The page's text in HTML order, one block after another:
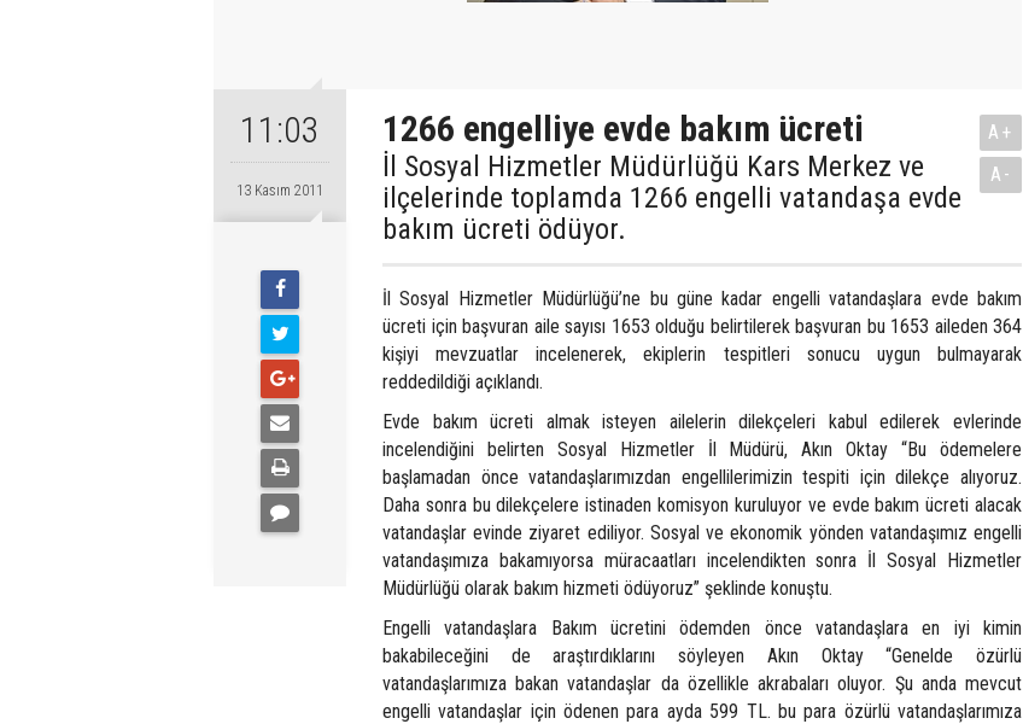
11:03
13 Kasım 2011
1266 engelliye evde bakım ücreti
İl Sosyal Hizmetler Müdürlüğü Kars Merkez ve
ilçelerinde toplamda 1266 engelli vatandaşa evde
bakım ücreti ödüyor.
A+
A-
İl Sosyal Hizmetler Müdürlüğü’ne bu güne kadar engelli vatandaşlara evde bakım
ücreti için başvuran aile sayısı 1653 olduğu belirtilerek başvuran bu 1653 aileden 364
kişiyi mevzuatlar incelenerek, ekiplerin tespitleri sonucu uygun bulmayarak
reddedildiği açıklandı.
Evde bakım ücreti almak isteyen ailelerin dilekçeleri kabul edilerek evlerinde
incelendiğini belirten Sosyal Hizmetler İl Müdürü, Akın Oktay “Bu ödemelere
başlamadan önce vatandaşlarımızdan engellilerimizin tespiti için dilekçe alıyoruz.
Daha sonra bu dilekçelere istinaden komisyon kuruluyor ve evde bakım ücreti alacak
vatandaşlar evinde ziyaret ediliyor. Sosyal ve ekonomik yönden vatandaşımız engelli
vatandaşımıza bakamıyorsa müracaatları incelendikten sonra İl Sosyal Hizmetler
Müdürlüğü olarak bakım hizmeti ödüyoruz” şeklinde konuştu.
Engelli vatandaşlara Bakım ücretini ödemden önce vatandaşlara en iyi kimin
bakabileceğini de araştırdıklarını söyleyen Akın Oktay “Genelde özürlü
vatandaşlarımıza bakan vatandaşlar da özellikle akrabaları oluyor. Şu anda mevcut
engelli vatandaşlar için ödenen para ayda 599 TL. bu para özürlü vatandaşlarımıza